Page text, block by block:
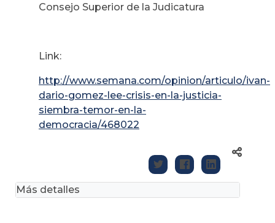
Consejo Superior de la Judicatura
Link:
http://www.semana.com/opinion/articulo/ivan-
dario-gomez-lee-crisis-en-la-justicia-
siembra-temor-en-la-
democracia/468022
Más detalles